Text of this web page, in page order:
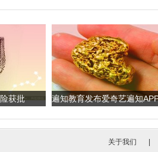
获批
关于我们 |